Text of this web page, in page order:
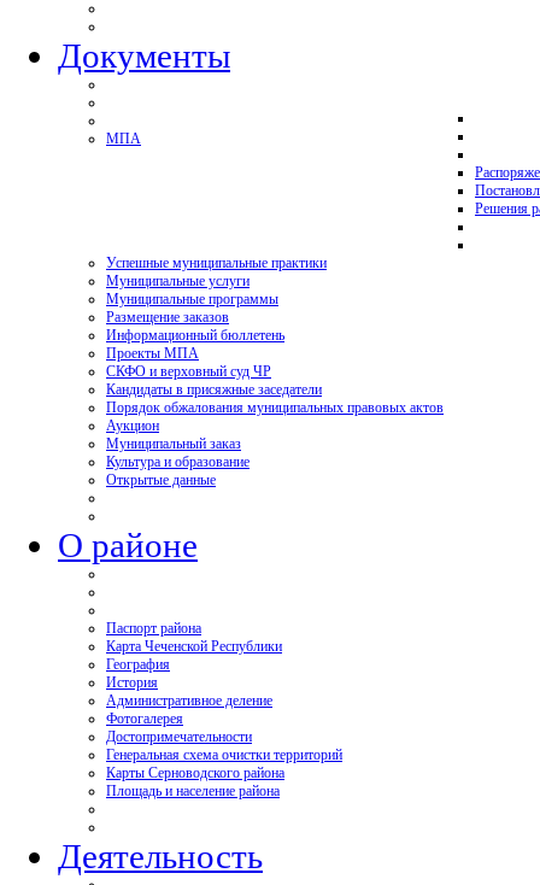
Документы
МПА
Решения
Успешные муниципальные практики
Муниципальные услуги
Муниципальные программы
Размещение заказов
Информационный бюллетень
Проекты МПА
СКФО и верховный суд ЧР
Кандидаты в присяжные заседатели
Порядок обжалования муниципальных правовых актов
Аукцион
Муниципальный заказ
Культура и образование
Открытые данные
О районе
Паспорт района
Карта Чеченской Республики
География
История
Административное деление
Фотогалерея
Достопримечательности
Генеральная схема очистки территорий
Карты Серноводского района
Площадь и население района
Деятельность